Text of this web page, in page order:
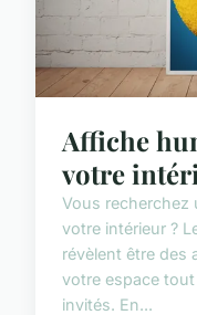
Affiche
votre
Vous
votre intérieur ?
révèlent être des
votre espace
invités. En...